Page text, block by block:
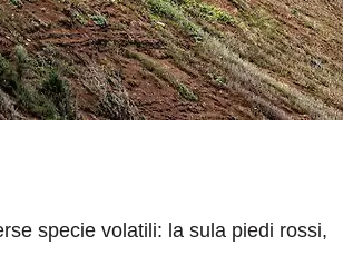
specie volatili: la sula piedi rossi,